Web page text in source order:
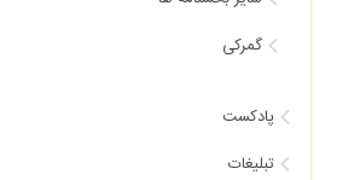
گمرکی
پادکست
تبلیغات